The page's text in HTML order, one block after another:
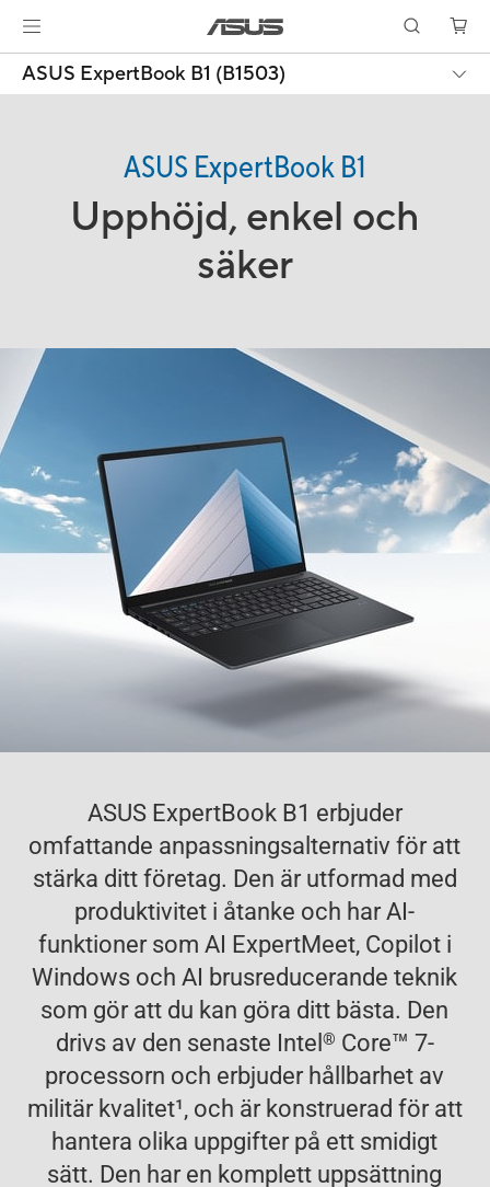
ASUS ExpertBook B1 (B1503)
ASUS ExpertBook B1
Upphöjd, enkel och
säker
ASUS ExpertBook B1 erbjuder
omfattande anpassningsalternativ för att
stärka ditt företag. Den är utformad med
produktivitet i åtanke och har AI-
funktioner som AI ExpertMeet, Copilot i
Windows och AI brusreducerande teknik
som gör att du kan göra ditt bästa. Den
drivs av den senaste Intel ® Core™ 7-
processorn och erbjuder hållbarhet av
militär kvalitet1, och är konstruerad för att
hantera olika uppgifter på ett smidigt
sätt. Den har en komplett uppsättning